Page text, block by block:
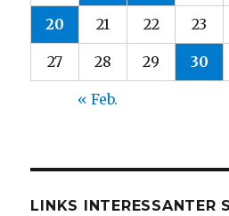
20 21 22 23
27 28 29 30
« Feb.
LINKS INTERESSANTER